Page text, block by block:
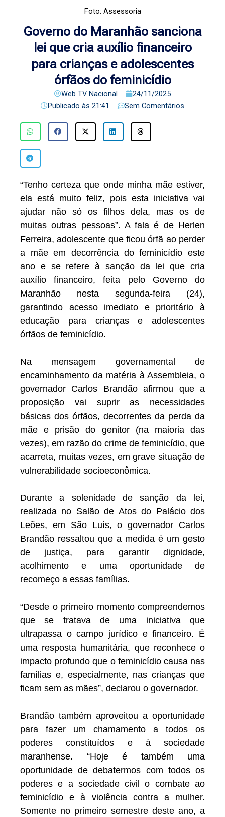
Foto: Assessoria
Governo do Maranhão sanciona
lei que cria auxílio financeiro
para crianças e adolescentes
órfãos do feminicídio
Web TV Nacional
24/11/2025
Publicado às 21:41 Sem Comentários
“Tenho certeza que onde minha mãe estiver,
ela está muito feliz, pois esta iniciativa vai
ajudar não só os filhos dela, mas os de
muitas outras pessoas”. A fala é de Herlen
Ferreira, adolescente que ficou órfã ao perder
a mãe em decorrência do feminicídio este
ano e se refere à sanção da lei que cria
auxílio financeiro, feita pelo Governo do
Maranhão nesta segunda-feira (24),
garantindo acesso imediato e prioritário à
educação para crianças e adolescentes
órfãos de feminicídio.
Na mensagem governamental de
encaminhamento da matéria à Assembleia, o
governador Carlos Brandão afirmou que a
proposição vai suprir as necessidades
básicas dos órfãos, decorrentes da perda da
mãe e prisão do genitor (na maioria das
vezes), em razão do crime de feminicídio, que
acarreta, muitas vezes, em grave situação de
vulnerabilidade socioeconômica.
Durante a solenidade de sanção da lei,
realizada no Salão de Atos do Palácio dos
Leões, em São Luís, o governador Carlos
Brandão ressaltou que a medida é um gesto
de justiça, para garantir dignidade,
acolhimento e uma oportunidade de
recomeço a essas famílias.
“Desde o primeiro momento compreendemos
que se tratava de uma iniciativa que
ultrapassa o campo jurídico e financeiro. É
uma resposta humanitária, que reconhece o
impacto profundo que o feminicídio causa nas
famílias e, especialmente, nas crianças que
ficam sem as mães”, declarou o governador.
Brandão também aproveitou a oportunidade
para fazer um chamamento a todos os
poderes constituídos e à sociedade
maranhense. “Hoje é também uma
oportunidade de debatermos com todos os
poderes e a sociedade civil o combate ao
feminicídio e à violência contra a mulher.
Somente no primeiro semestre deste ano, a